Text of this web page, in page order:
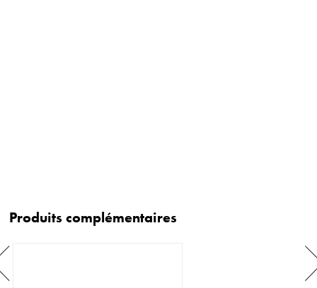
Produits complémentaires